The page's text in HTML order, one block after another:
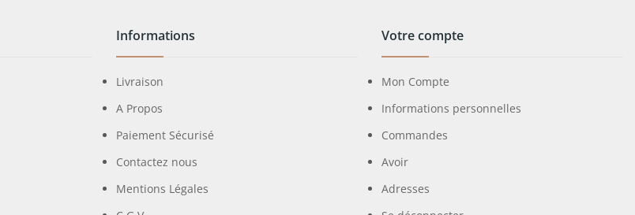
Informations
Livraison
A Propos
Paiement Sécurisé
Contactez nous
Mentions Légales
Votre compte
Mon Compte
Informations personnelles
Commandes
Avoir
Adresses